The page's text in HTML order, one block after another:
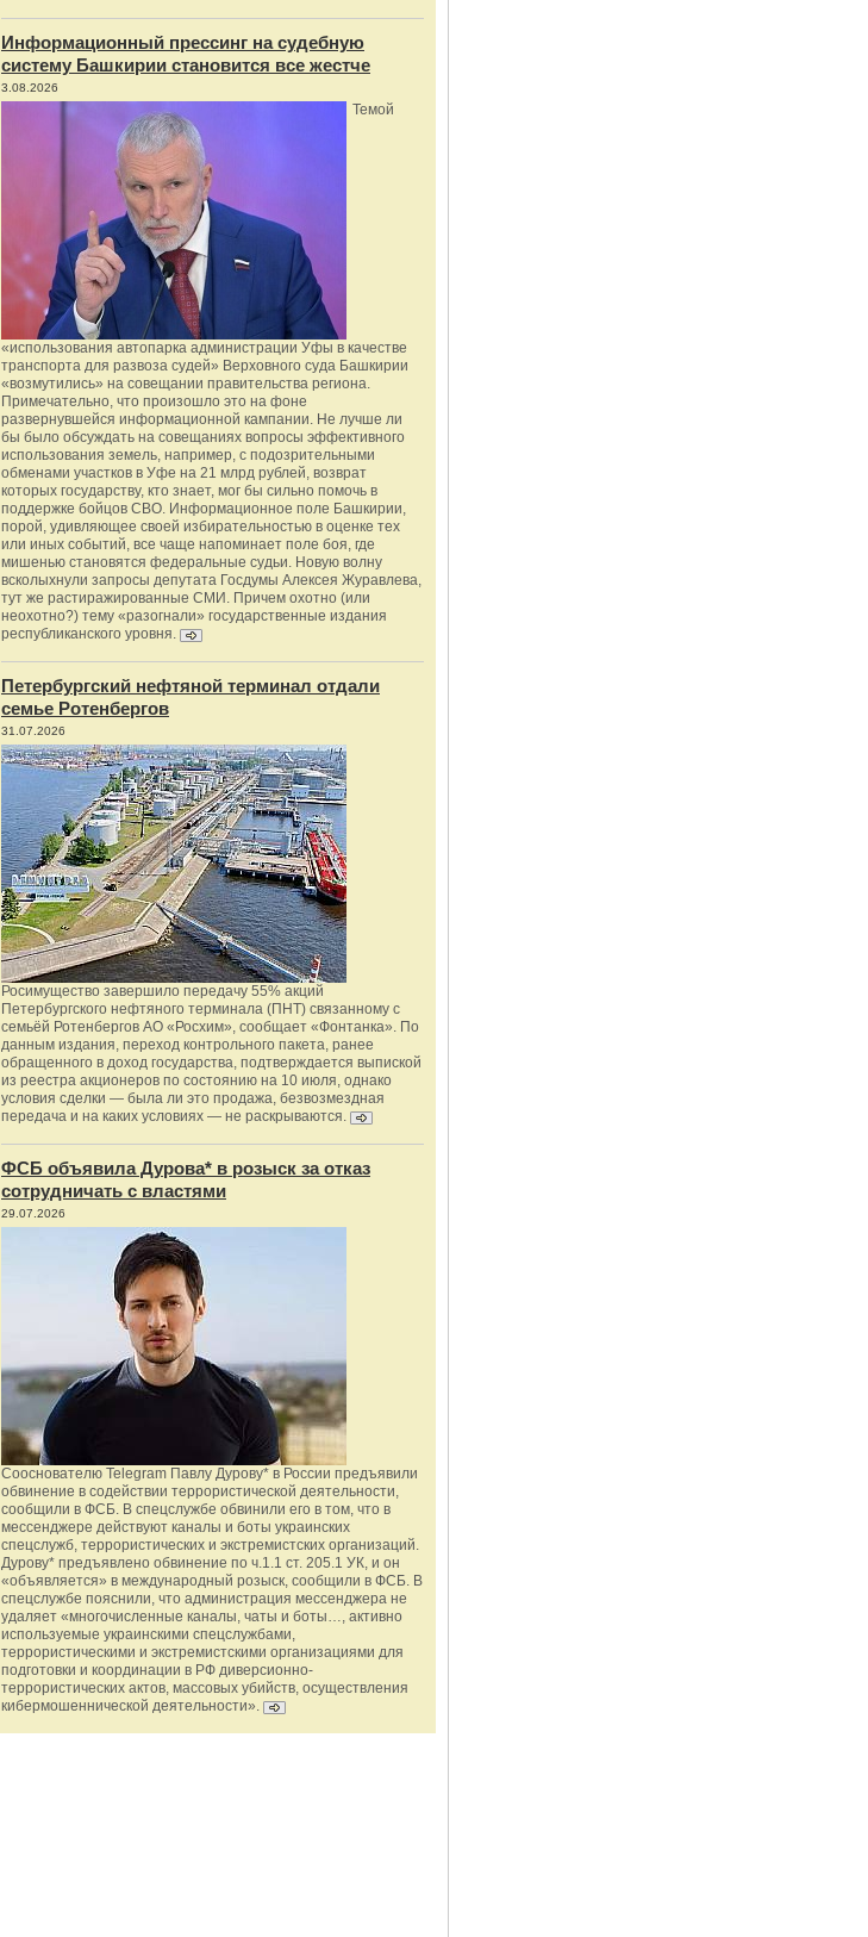
Информационный прессинг на судебную
систему Башкирии становится все жестче
3.08.2026
Темой
«использования автопарка администрации Уфы в качестве
транспорта для развоза судей» Верховного суда Башкирии
«возмутились» на совещании правительства региона.
Примечательно, что произошло это на фоне
развернувшейся информационной кампании. Не лучше ли
бы было обсуждать на совещаниях вопросы эффективного
использования земель, например, с подозрительными
обменами участков в Уфе на 21 млрд рублей, возврат
которых государству, кто знает, мог бы сильно помочь в
поддержке бойцов СВО. Информационное поле Башкирии,
порой, удивляющее своей избирательностью в оценке тех
или иных событий, все чаще напоминает поле боя, где
мишенью становятся федеральные судьи. Новую волну
всколыхнули запросы депутата Госдумы Алексея Журавлева,
тут же растиражированные СМИ. Причем охотно (или
неохотно?) тему «разогнали» государственные издания
республиканского уровня.
Петербургский нефтяной терминал отдали
семье Ротенбергов
31.07.2026
Росимущество завершило передачу 55% акций
Петербургского нефтяного терминала (ПНТ) связанному с
семьёй Ротенбергов АО «Росхим», сообщает «Фонтанка». По
данным издания, переход контрольного пакета, ранее
обращенного в доход государства, подтверждается выпиской
из реестра акционеров по состоянию на 10 июля, однако
условия сделки — была ли это продажа, безвозмездная
передача и на каких условиях — не раскрываются.
ФСБ объявила Дурова* в розыск за отказ
сотрудничать с властями
29.07.2026
Сооснователю Telegram Павлу Дурову* в России предъявили
обвинение в содействии террористической деятельности,
сообщили в ФСБ. В спецслужбе обвинили его в том, что в
мессенджере действуют каналы и боты украинских
спецслужб, террористических и экстремистских организаций.
Дурову* предъявлено обвинение по ч.1.1 ст. 205.1 УК, и он
«объявляется» в международный розыск, сообщили в ФСБ. В
спецслужбе пояснили, что администрация мессенджера не
удаляет «многочисленные каналы, чаты и боты…, активно
используемые украинскими спецслужбами,
террористическими и экстремистскими организациями для
подготовки и координации в РФ диверсионно-
террористических актов, массовых убийств, осуществления
кибермошеннической деятельности».